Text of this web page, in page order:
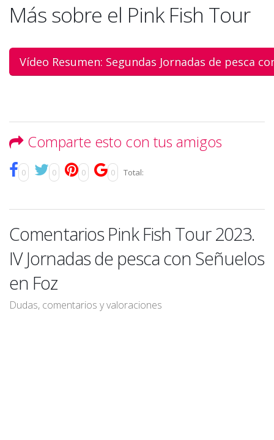
Más sobre el Pink Fish Tour
Vídeo Resumen: Segundas Jornadas de pesca
Comparte esto con tus amigos
0 0 0 0 Total:
Comentarios Pink Fish Tour 2023.
IV Jornadas de pesca con Señuelos
en Foz
Dudas, comentarios y valoraciones